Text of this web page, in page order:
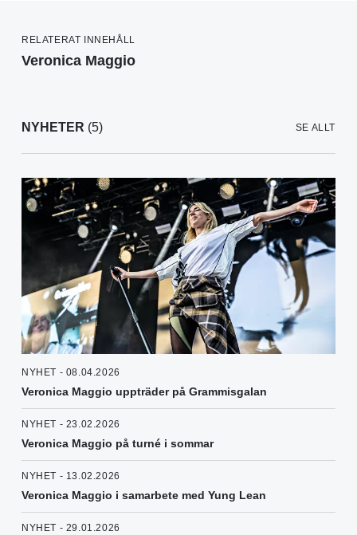
RELATERAT INNEHÅLL
Veronica Maggio
NYHETER (5) SE ALLT
NYHET - 08.04.2026
Veronica Maggio uppträder på Grammisgalan
NYHET - 23.02.2026
Veronica Maggio på turné i sommar
NYHET - 13.02.2026
Veronica Maggio i samarbete med Yung Lean
NYHET - 29.01.2026